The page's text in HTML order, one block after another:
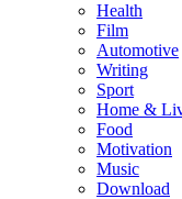
Health
Film
Automotive
Writing
Sport
Home &
Food
Motivation
Music
Download